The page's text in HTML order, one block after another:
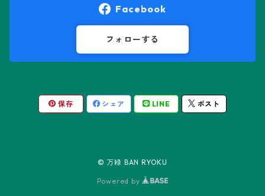
friedrichii LB 2178
キリンドロオプンチア属
ユーフォルビア属
Facebook
フォローする
保存 シェア LINE ポスト
© 万緑 BAN RYOKU
Powered by